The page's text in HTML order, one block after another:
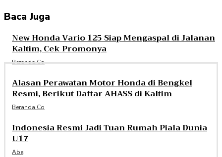
Baca Juga
New Honda Vario 125 Siap Mengaspal di Jalanan
Kaltim, Cek Promonya
Beranda.co
Alasan Perawatan Motor Honda di Bengkel
Resmi, Berikut Daftar AHASS di Kaltim
Beranda.co
Indonesia Resmi Jadi Tuan Rumah Piala Dunia
U17
Abe